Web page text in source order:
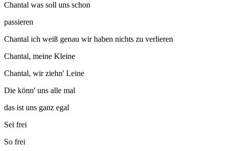
Chantal was soll uns schon
passieren
Chantal ich weiß genau wir haben nichts zu verlieren
Chantal, meine Kleine
Chantal, wir ziehn' Leine
Die könn' uns alle mal
das ist uns ganz egal
Sei frei
So frei